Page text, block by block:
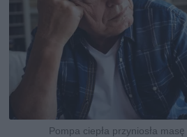
Pompa ciepła przyniosła